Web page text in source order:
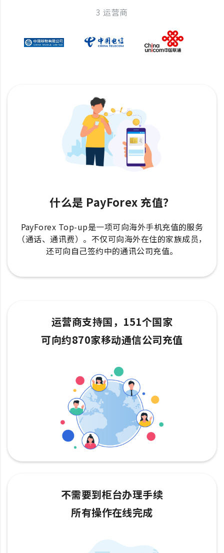
3 运营商
什么是 PayForex 充值？
PayForex Top-up是一项可向海外手机充值的服务
（通话、通讯费）。不仅可向海外在住的家族成员，
还可向自己签约中的通讯公司充值。
运营商支持国，151个国家
可向约870家移动通信公司充值
不需要到柜台办理手续
所有操作在线完成